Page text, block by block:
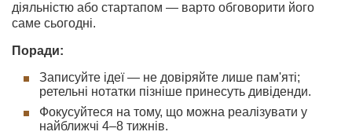
діяльністю або стартапом — варто обговорити його
саме сьогодні.
Поради:
Записуйте ідеї — не довіряйте лише пам'яті;
ретельні нотатки пізніше принесуть дивіденди.
Фокусуйтеся на тому, що можна реалізувати у
найближчі 4–8 тижнів.